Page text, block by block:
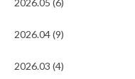
2026.05 (6)
2026.04 (9)
2026.03 (4)